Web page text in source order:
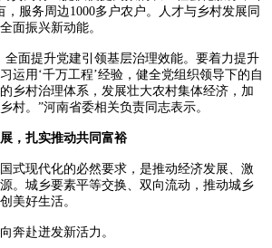
，服务周边1000多户农户。人才与乡村发展同
面振兴新动能。
面提升党建引领基层治理效能。要着力提升
运用‘千万工程’经验，健全党组织领导下的自
乡村治理体系，发展壮大农村集体经济，加
村。”河南省委相关负责同志表示。
，扎实推动共同富裕
现代化的必然要求，是推动经济发展、激
。城乡要素平等交换、双向流动，推动城乡
美好生活。
赴迸发新活力。